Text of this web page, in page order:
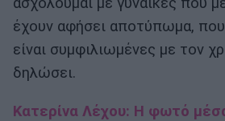
ασχολούμαι με γυναίκες που
έχουν αφήσει αποτύπωμα,
είναι συμφιλιωμένες με τον
δηλώσει.
Κατερίνα Λέχου: Η φωτό